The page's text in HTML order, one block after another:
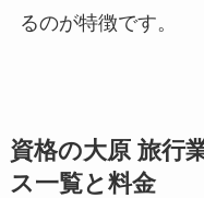
るのが特徴です。
資格の大原 旅行
ス一覧と料金